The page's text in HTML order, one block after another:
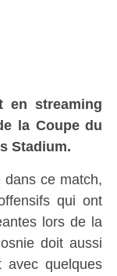
en streaming
la Coupe du
Stadium.
ce match,
qui ont
lors de la
doit aussi
avec quelques